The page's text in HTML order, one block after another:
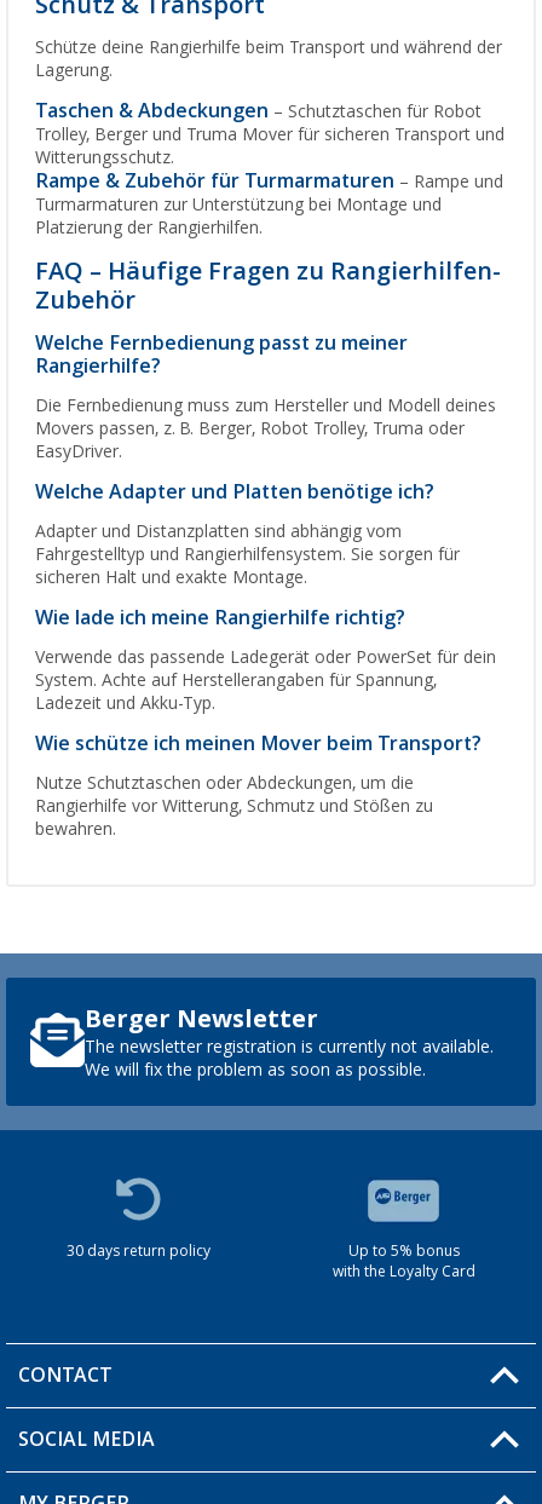
Schütze deine Rangierhilfe beim Transport und während der
Lagerung.
Taschen & Abdeckungen – Schutztaschen für Robot
Trolley, Berger und Truma Mover für sicheren Transport und
Witterungsschutz.
Rampe & Zubehör für Turmarmaturen – Rampe und
Turmarmaturen zur Unterstützung bei Montage und
Platzierung der Rangierhilfen.
FAQ – Häufige Fragen zu Rangierhilfen-
Zubehör
Welche Fernbedienung passt zu meiner
Rangierhilfe?
Die Fernbedienung muss zum Hersteller und Modell deines
Movers passen, z. B. Berger, Robot Trolley, Truma oder
EasyDriver.
Welche Adapter und Platten benötige ich?
Adapter und Distanzplatten sind abhängig vom
Fahrgestelltyp und Rangierhilfensystem. Sie sorgen für
sicheren Halt und exakte Montage.
Wie lade ich meine Rangierhilfe richtig?
Verwende das passende Ladegerät oder PowerSet für dein
System. Achte auf Herstellerangaben für Spannung,
Ladezeit und Akku-Typ.
Wie schütze ich meinen Mover beim Transport?
Nutze Schutztaschen oder Abdeckungen, um die
Rangierhilfe vor Witterung, Schmutz und Stößen zu
bewahren.
Berger Newsletter
The newsletter registration is currently not available.
We will fix the problem as soon as possible.
30 days return policy
Up to 5% bonus
with the Loyalty Card
CONTACT
You have a question?
SOCIAL MEDIA